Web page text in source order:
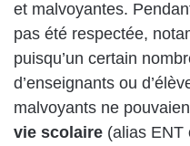
et malvoyantes.
pas été respectée,
puisqu’un certain
d’enseignants ou
malvoyants ne
vie scolaire (alias ENT